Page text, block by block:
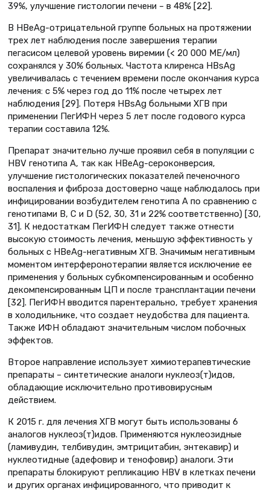
39%, улучшение гистологии печени – в 48% [22].
В HBeAg-отрицательной группе больных на протяжении
трех лет наблюдения после завершения терапии
пегасисом целевой уровень виремии (< 20 000 МЕ/мл)
сохранялся у 30% больных. Частота клиренса HBsAg
увеличивалась с течением времени после окончания курса
лечения: с 5% через год до 11% после четырех лет
наблюдения [29]. Потеря HBsAg больными ХГВ при
применении ПегИФН через 5 лет после годового курса
терапии составила 12%.
Препарат значительно лучше проявил себя в популяции с
HBV генотипа А, так как HBeAg-сероконверсия,
улучшение гистологических показателей печеночного
воспаления и фиброза достоверно чаще наблюдалось при
инфицировании возбудителем генотипа А по сравнению с
генотипами В, С и D (52, 30, 31 и 22% соответственно) [30,
31]. К недостаткам ПегИФН следует также отнести
высокую стоимость лечения, меньшую эффективность у
больных с HBeAg-негативным ХГВ. Значимым негативным
моментом интерферонотерапии является исключение ее
применения у больных субкомпенсированным и особенно
декомпенсированным ЦП и после трансплантации печени
[32]. ПегИФН вводится парентерально, требует хранения
в холодильнике, что создает неудобства для пациента.
Также ИФН обладают значительным числом побочных
эффектов.
Второе направление использует химиотерапевтические
препараты – синтетические аналоги нуклеоз(т)идов,
обладающие исключительно противовирусным
действием.
К 2015 г. для лечения ХГВ могут быть использованы 6
аналогов нуклеоз(т)идов. Применяются нуклеозидные
(ламивудин, телбивудин, эмтрицитабин, энтекавир) и
нуклеотидные (адефовир и тенофовир) аналоги. Эти
препараты блокируют репликацию HBV в клетках печени
и других органах инфицированного, что приводит к